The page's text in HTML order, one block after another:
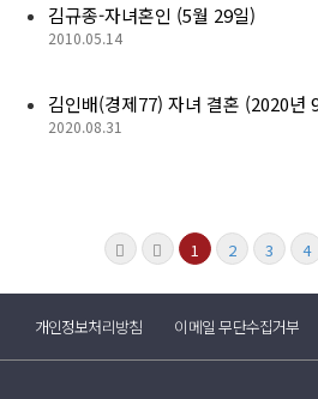
김규종-자녀혼인 (5월 29일)
2010.05.14
김인배(경제77) 자녀 결혼 (2020년
2020.08.31
1 2 3 4
개인정보처리방침 이메일 무단수집거부